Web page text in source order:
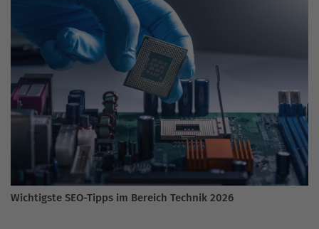
Wichtigste SEO-Tipps im Bereich Technik 2026